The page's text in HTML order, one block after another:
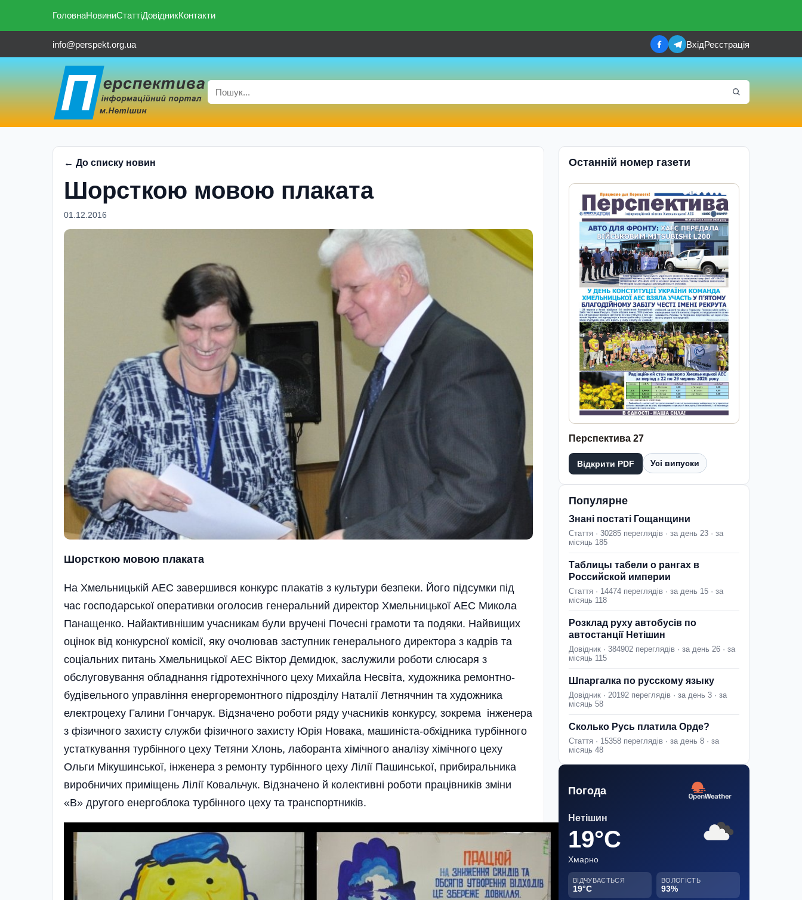
ГоловнаНовиниСтаттіДовідникКонтакти
info@perspekt.org.ua ВхідРеєстрація
← До списку новин
Шорсткою мовою плаката
01.12.2016
Шорсткою мовою плаката
На Хмельницькій АЕС завершився конкурс плакатів з культури безпеки. Його підсумки під
час господарської оперативки оголосив генеральний директор Хмельницької АЕС Микола
Панащенко. Найактивнішим учасникам були вручені Почесні грамоти та подяки. Найвищих
оцінок від конкурсної комісії, яку очолював заступник генерального директора з кадрів та
соціальних питань Хмельницької АЕС Віктор Демидюк, заслужили роботи слюсаря з
обслуговування обладнання гідротехнічного цеху Михайла Несвіта, художника ремонтно-
будівельного управління енергоремонтного підрозділу Наталії Летнячнин та художника
електроцеху Галини Гончарук. Відзначено роботи ряду учасників конкурсу, зокрема інженера
з фізичного захисту служби фізичного захисту Юрія Новака, машиніста-обхідника турбінного
устаткування турбінного цеху Тетяни Хлонь, лаборанта хімічного аналізу хімічного цеху
Ольги Мікушинської, інженера з ремонту турбінного цеху Лілії Пашинської, прибиральника
виробничих приміщень Лілії Ковальчук. Відзначено й колективні роботи працівників зміни
«В» другого енергоблока турбінного цеху та транспортників.
Останній номер газети
Перспектива 27
Відкрити PDF Усі випуски
Популярне
Знані постаті Гощанщини
Стаття · 30285 переглядів · за день 23 · за
місяць 185
Таблицы табели о рангах в
Российской империи
Стаття · 14474 переглядів · за день 15 · за
місяць 118
Розклад руху автобусів по
автостанції Нетішин
Довідник · 384902 переглядів · за день 26 · за
місяць 115
Шпаргалка по русскому языку
Довідник · 20192 переглядів · за день 3 · за
місяць 58
Сколько Русь платила Орде?
Стаття · 15358 переглядів · за день 8 · за
місяць 48
Погода
Нетішин
19°C
Хмарно
ВІДЧУВАЄТЬСЯ
19°C
ВОЛОГІСТЬ
93%